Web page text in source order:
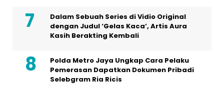
Dalam Sebuah Series di Vidio Original
dengan Judul ‘Gelas Kaca’, Artis Aura
Kasih Berakting Kembali
Polda Metro Jaya Ungkap Cara Pelaku
Pemerasan Dapatkan Dokumen Pribadi
Selebgram Ria Ricis